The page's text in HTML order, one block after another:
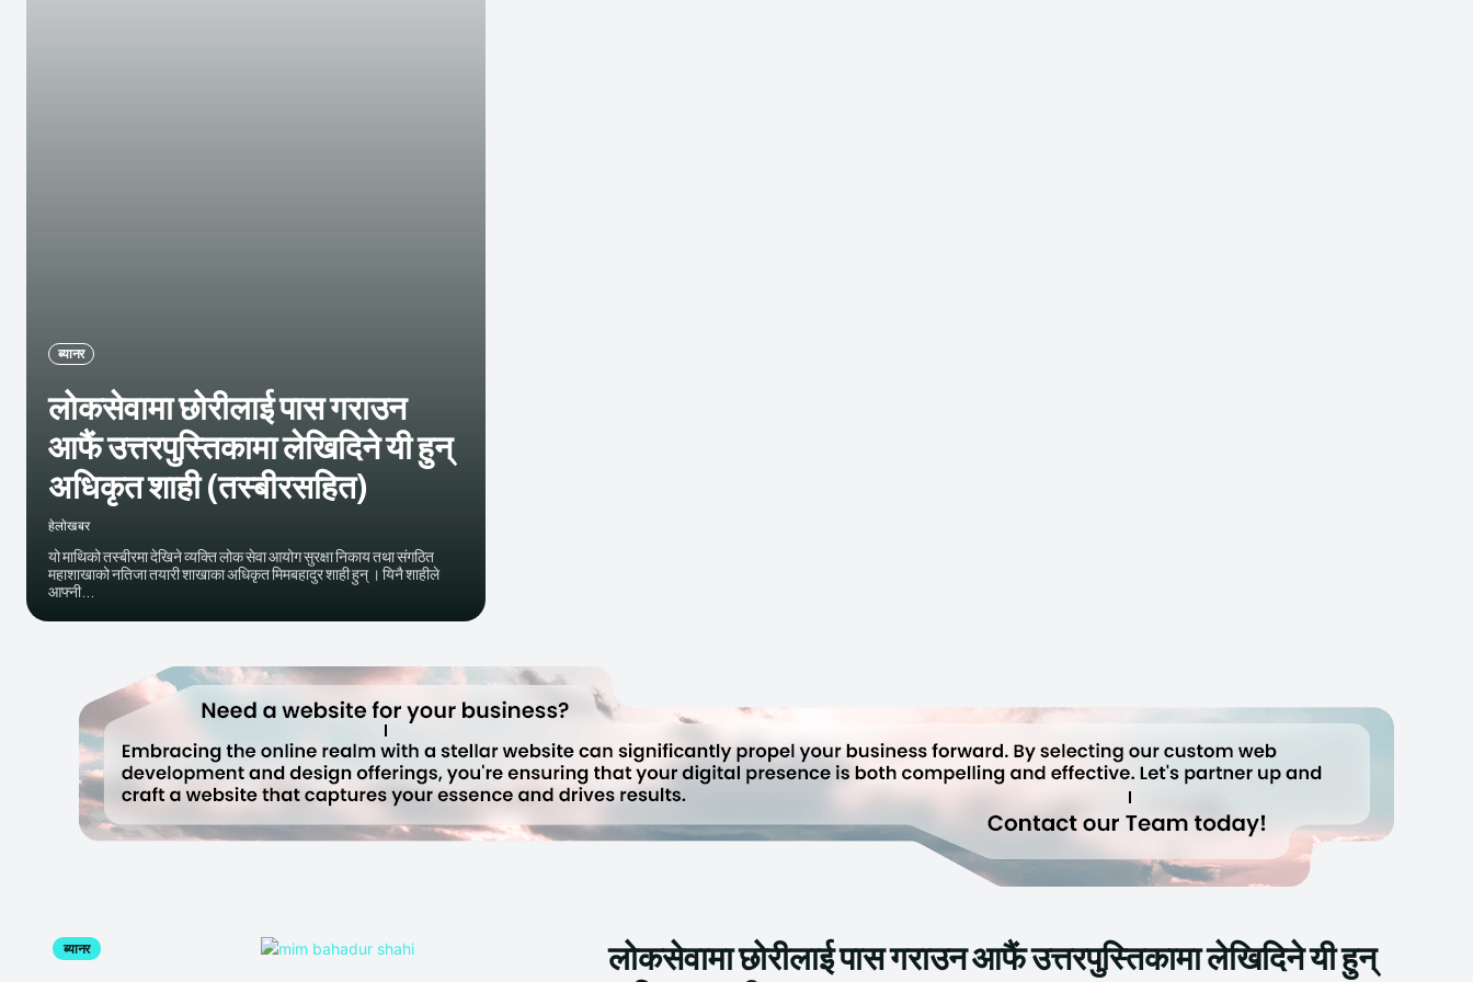
ब्यानर
लोकसेवामा छोरीलाई पास गराउन
आफैं उत्तरपुस्तिकामा लेखिदिने यी हुन्
अधिकृत शाही (तस्बीरसहित)
हेलाेखबर
यो माथिको तस्बीरमा देखिने व्यक्ति लोक सेवा आयोग सुरक्षा निकाय तथा संगठित
महाशाखाको नतिजा तयारी शाखाका अधिकृत मिमबहादुर शाही हुन् । यिनै शाहीले
आफ्नी...
ब्यानर
लोकसेवामा छोरीलाई पास गराउन आफैं उत्तरपुस्तिकामा लेखिदिने यी हुन्